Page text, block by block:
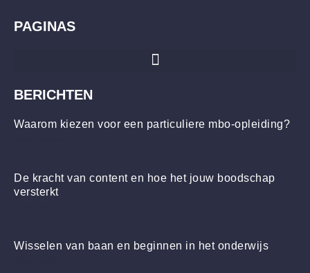
PAGINAS
BERICHTEN
Waarom kiezen voor een particuliere mbo-opleiding?
De kracht van content en hoe het jouw boodschap
versterkt
Wisselen van baan en beginnen in het onderwijs